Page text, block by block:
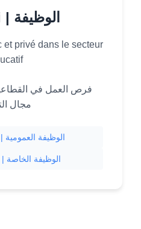
Emploi | الوظيفة
et privé dans le secteur
فرص العمل في
مجال
Emploi Public | الوظيفة العمومية
Emploi Privé | الوظيفة الخاصة